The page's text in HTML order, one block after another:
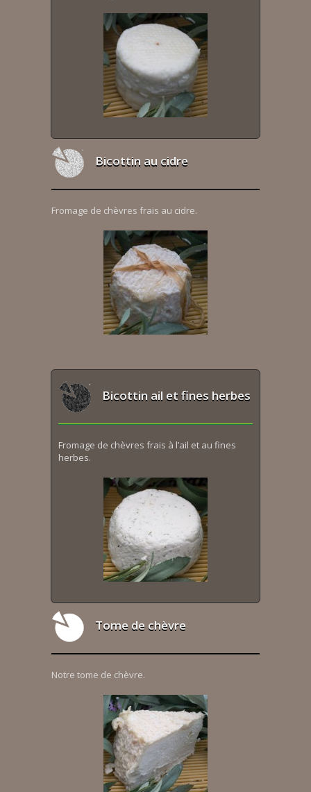
Bicottin au cidre
Fromage de chèvres frais au cidre.
Bicottin ail et fines herbes
Fromage de chèvres frais à l’ail et au fines
herbes.
Tome de chèvre
Notre tome de chèvre.